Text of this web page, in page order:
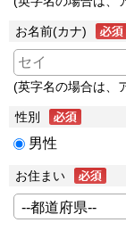
お名前(カナ)
(英字名の場合は、
性別
男性
お住まい